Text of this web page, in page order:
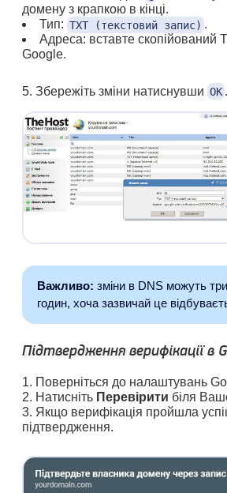
домену з крапкою в кінці.
Тип: TXT (текстовий запис) .
Адреса: вставте скопійований
Google.
Збережіть зміни натиснувши ОК .
Важливо: зміни в DNS можуть
годин, хоча зазвичай це
Підтвердження верифікації в
Поверніться до налаштувань
Натисніть Перевірити біля
Якщо верифікація пройшла
підтвердження.